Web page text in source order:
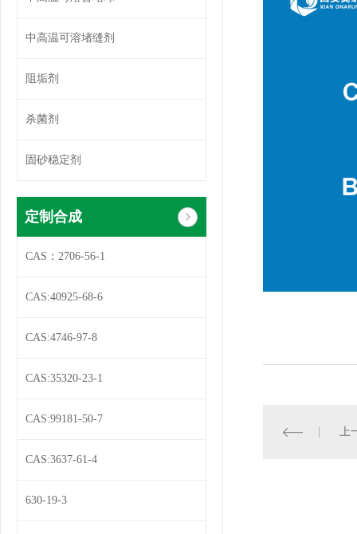
中高温可溶堵缝剂
阻垢剂
杀菌剂
固砂稳定剂
定制合成
CAS：2706-56-1
CAS:40925-68-6
CAS:4746-97-8
CAS:35320-23-1
CAS:99181-50-7
CAS:3637-61-4
630-19-3
上